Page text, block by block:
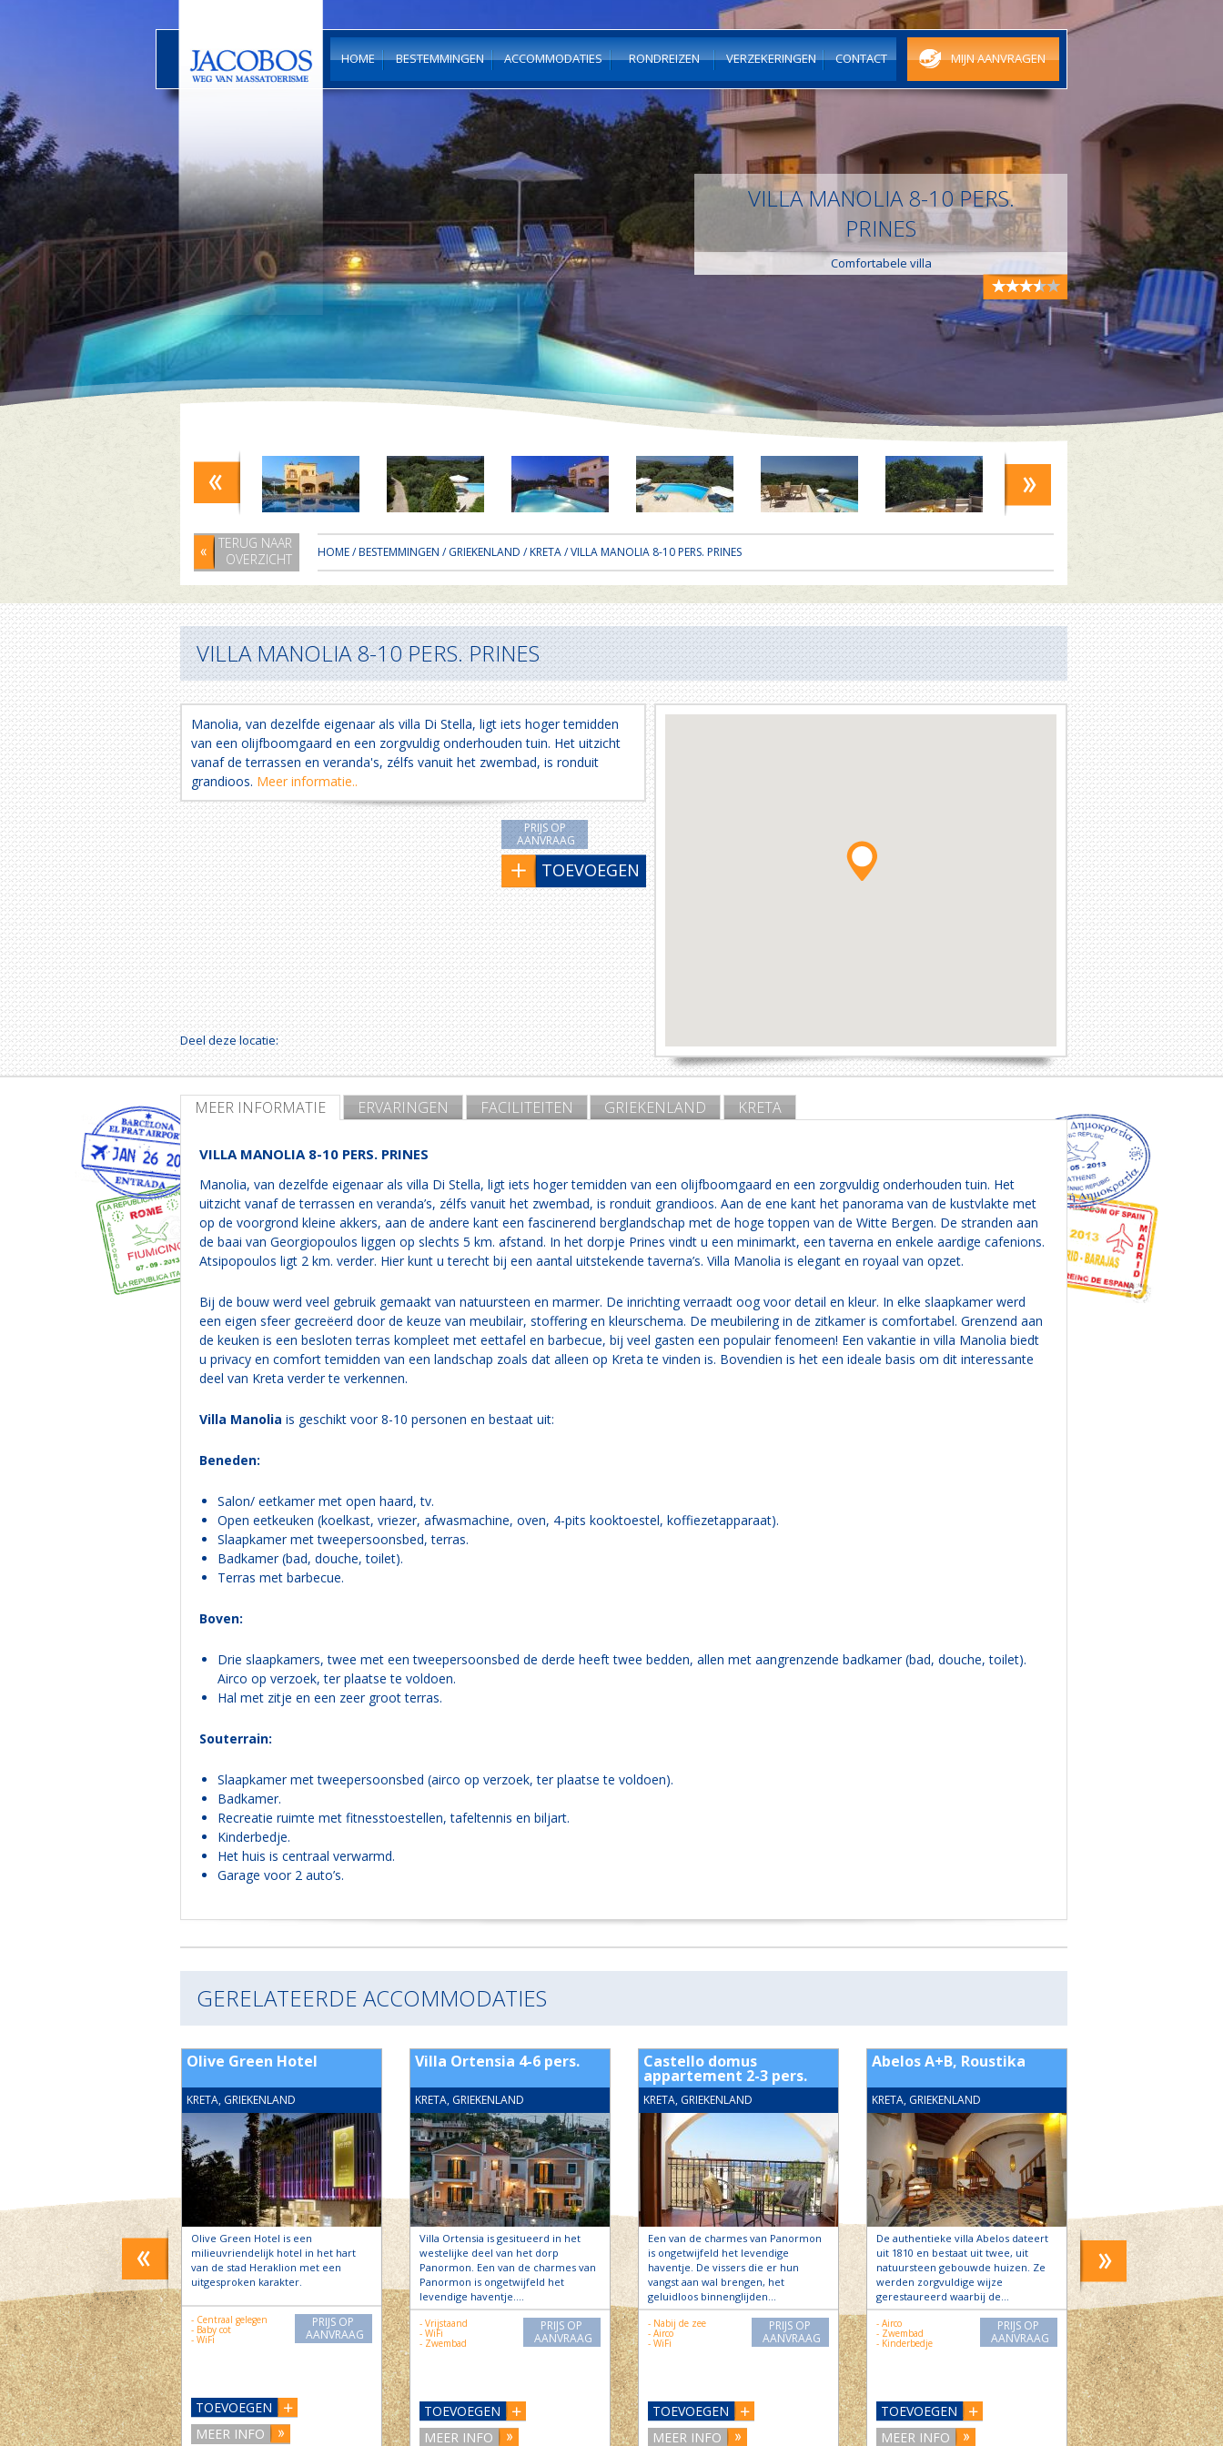
HOME BESTEMMINGEN ACCOMMODATIES RONDREIZEN VERZEKERINGEN CONTACT MIJN AANVRAGEN
VILLA MANOLIA 8-10 PERS.
PRINES
Comfortabele villa
TERUG NAAR
OVERZICHT
HOME/BESTEMMINGEN /GRIEKENLAND /KRETA/ VILLA MANOLIA 8-10 PERS. PRINES
VILLA MANOLIA 8-10 PERS. PRINES
Manolia, van dezelfde eigenaar als villa Di Stella, ligt iets hoger temidden
van een olijfboomgaard en een zorgvuldig onderhouden tuin. Het uitzicht
vanaf de terrassen en veranda's, zélfs vanuit het zwembad, is ronduit
grandioos. Meer informatie..
PRIJS OP
AANVRAAG
TOEVOEGEN
Deel deze locatie:
MEER INFORMATIE ERVARINGEN FACILITEITEN GRIEKENLAND KRETA
VILLA MANOLIA 8-10 PERS. PRINES
Manolia, van dezelfde eigenaar als villa Di Stella, ligt iets hoger temidden van een olijfboomgaard en een zorgvuldig onderhouden tuin. Het
uitzicht vanaf de terrassen en veranda’s, zélfs vanuit het zwembad, is ronduit grandioos. Aan de ene kant het panorama van de kustvlakte met
op de voorgrond kleine akkers, aan de andere kant een fascinerend berglandschap met de hoge toppen van de Witte Bergen. De stranden aan
de baai van Georgiopoulos liggen op slechts 5 km. afstand. In het dorpje Prines vindt u een minimarkt, een taverna en enkele aardige cafenions.
Atsipopoulos ligt 2 km. verder. Hier kunt u terecht bij een aantal uitstekende taverna’s. Villa Manolia is elegant en royaal van opzet.
Bij de bouw werd veel gebruik gemaakt van natuursteen en marmer. De inrichting verraadt oog voor detail en kleur. In elke slaapkamer werd
een eigen sfeer gecreëerd door de keuze van meubilair, stoffering en kleurschema. De meubilering in de zitkamer is comfortabel. Grenzend aan
de keuken is een besloten terras kompleet met eettafel en barbecue, bij veel gasten een populair fenomeen! Een vakantie in villa Manolia biedt
u privacy en comfort temidden van een landschap zoals dat alleen op Kreta te vinden is. Bovendien is het een ideale basis om dit interessante
deel van Kreta verder te verkennen.
Villa Manolia is geschikt voor 8-10 personen en bestaat uit:
Beneden:
Salon/ eetkamer met open haard, tv.
Open eetkeuken (koelkast, vriezer, afwasmachine, oven, 4-pits kooktoestel, koffiezetapparaat).
Slaapkamer met tweepersoonsbed, terras.
Badkamer (bad, douche, toilet).
Terras met barbecue.
Boven:
Drie slaapkamers, twee met een tweepersoonsbed de derde heeft twee bedden, allen met aangrenzende badkamer (bad, douche, toilet).
Airco op verzoek, ter plaatse te voldoen.
Hal met zitje en een zeer groot terras.
Souterrain:
Slaapkamer met tweepersoonsbed (airco op verzoek, ter plaatse te voldoen).
Badkamer.
Recreatie ruimte met fitnesstoestellen, tafeltennis en biljart.
Kinderbedje.
Het huis is centraal verwarmd.
Garage voor 2 auto’s.
GERELATEERDE ACCOMMODATIES
villa (140 m2) ligt in het
dorpje Asteri en is
door olijfbomen. Het
zandstrandje Sfakaki,
PRIJS OP
AANVRAAG
INFO
Olive Green Hotel
KRETA, GRIEKENLAND
Olive Green Hotel is een
milieuvriendelijk hotel in het hart
van de stad Heraklion met een
uitgesproken karakter.
- Centraal gelegen
- Baby cot
- WiFi
PRIJS OP
AANVRAAG
TOEVOEGEN
MEER INFO
Villa Ortensia 4-6 pers.
KRETA, GRIEKENLAND
Villa Ortensia is gesitueerd in het
westelijke deel van het dorp
Panormon. Een van de charmes van
Panormon is ongetwijfeld het
levendige haventje….
- Vrijstaand
- WiFi
- Zwembad
PRIJS OP
AANVRAAG
TOEVOEGEN
MEER INFO
Castello domus
appartement 2-3 pers.
KRETA, GRIEKENLAND
Een van de charmes van Panormon
is ongetwijfeld het levendige
haventje. De vissers die er hun
vangst aan wal brengen, het
geluidloos binnenglijden…
- Nabij de zee
- Airco
- WiFi
PRIJS OP
AANVRAAG
TOEVOEGEN
MEER INFO
Abelos A+B, Roustika
KRETA, GRIEKENLAND
De authentieke villa Abelos dateert
uit 1810 en bestaat uit twee, uit
natuursteen gebouwde huizen. Ze
werden zorgvuldige wijze
gerestaureerd waarbij de…
- Airco
- Zwembad
- Kinderbedje
PRIJS OP
AANVRAAG
TOEVOEGEN
MEER INFO
Daratsos is een klein,
dorpje, 5 km. buiten
terrasjes op het rustige
nodigen u uit in de
- Airco
- Wifi
- Kinderbedje
- Zwembad
TOEVOEGEN
MEER INFO